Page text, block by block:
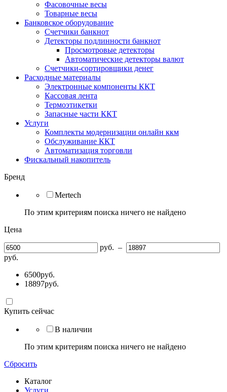
Фасовочные весы
Товарные весы
Банковское оборудование
Счетчики банкнот
Детекторы подлинности банкнот
Просмотровые детекторы
Автоматические детекторы валют
Счетчики-сортировщики денег
Расходные материалы
Электронные компоненты ККТ
Кассовая лента
Термоэтикетки
Запасные части ККТ
Услуги
Комплекты модернизации онлайн ккм
Обслуживание ККТ
Автоматизация торговли
Фискальный накопитель
Бренд
Mertech
По этим критериям поиска ничего не найдено
Цена
руб. –
руб.
6500руб.
18897руб.
Купить сейчас
В наличии
По этим критериям поиска ничего не найдено
Сбросить
Каталог
Услуги